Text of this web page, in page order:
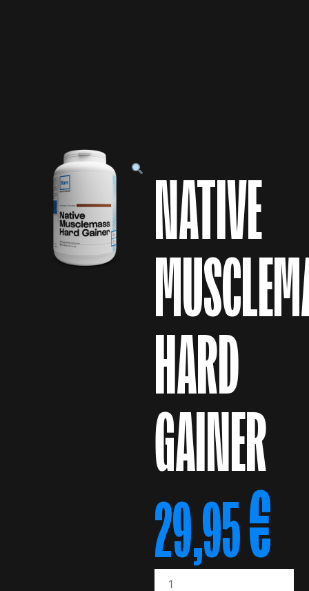
NATIVE
HARD
GAINER
29,95€